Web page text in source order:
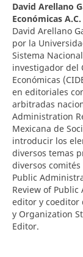
David Arellano
Económicas A.C.
David Arellano
por la
Sistema
investigador del
Económicas
en editoriales
arbitradas
Administration
Mexicana de
introducir los
diversos temas
diversos
Public
Review of
editor y coeditor
y Organization
Editor.